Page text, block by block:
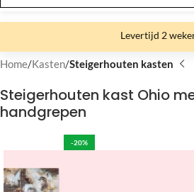
Levertijd 2
Gratis
Gratis afhalen
Home Kasten Steigerhouten kasten
Steigerhouten kast Ohio
handgrepen
-20%